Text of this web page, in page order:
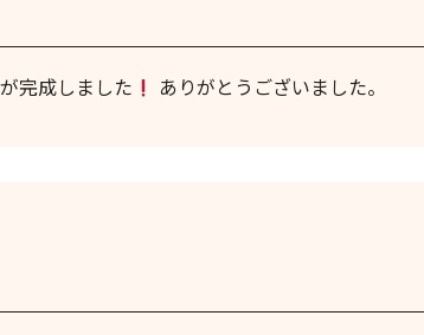
完成しました ありがとうございました。